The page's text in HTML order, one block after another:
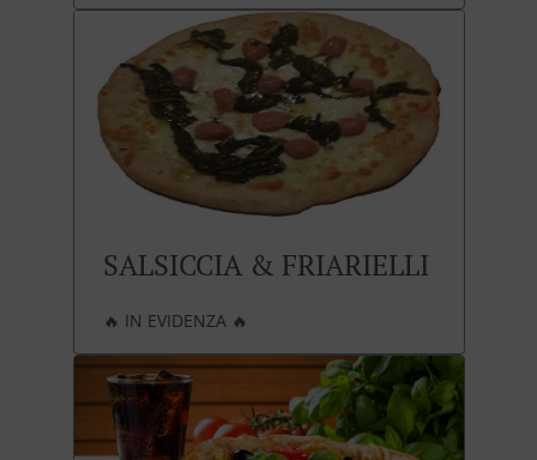
SALSICCIA & FRIARIELLI
🔥 IN EVIDENZA 🔥